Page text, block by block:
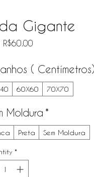
Gigante
R$60.00Sale Price
(
60X60 70X70
Moldura *
Preta Sem Moldura
*